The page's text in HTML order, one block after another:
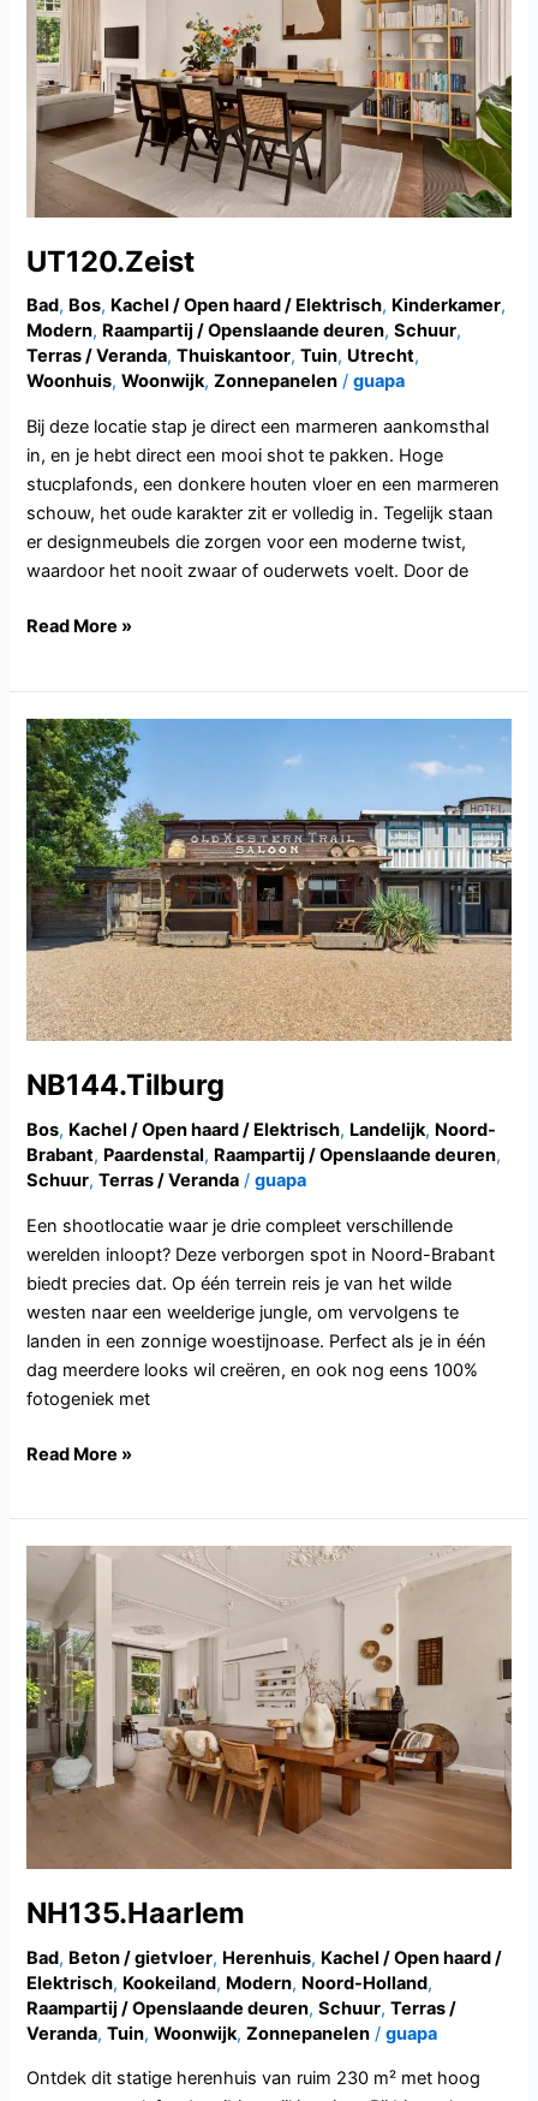
UT120.Zeist
Bad, Bos, Kachel / Open haard / Elektrisch, Kinderkamer,
Modern, Raampartij / Openslaande deuren,Schuur,
Terras / Veranda,Thuiskantoor,Tuin, Utrecht,
Woonhuis,Woonwijk,Zonnepanelen /guapa
Bij deze locatie stap je direct een marmeren aankomsthal
in, en je hebt direct een mooi shot te pakken. Hoge
stucplafonds, een donkere houten vloer en een marmeren
schouw, het oude karakter zit er volledig in. Tegelijk staan
er designmeubels die zorgen voor een moderne twist,
waardoor het nooit zwaar of ouderwets voelt. Door de
Read More »
NB144.Tilburg
Bos, Kachel / Open haard / Elektrisch, Landelijk, Noord-
Brabant, Paardenstal, Raampartij / Openslaande deuren,
Schuur,Terras / Veranda /guapa
Een shootlocatie waar je drie compleet verschillende
werelden inloopt? Deze verborgen spot in Noord-Brabant
biedt precies dat. Op één terrein reis je van het wilde
westen naar een weelderige jungle, om vervolgens te
landen in een zonnige woestijnoase. Perfect als je in één
dag meerdere looks wil creëren, en ook nog eens 100%
fotogeniek met
NB144.Tilburg
Read More »
NH135.Haarlem
Bad, Beton / gietvloer, Herenhuis, Kachel / Open haard /
Elektrisch, Kookeiland, Modern, Noord-Holland,
Raampartij / Openslaande deuren,Schuur,Terras /
Veranda,Tuin,Woonwijk,Zonnepanelen /guapa
Ontdek dit statige herenhuis van ruim 230 m² met hoog
NH135.Haarlem